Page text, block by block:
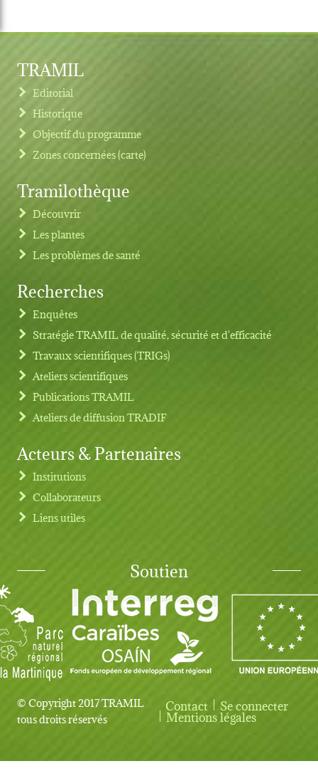
Footer menu
TRAMIL
Editorial
Historique
Objectif du programme
Zones concernées (carte)
Tramilothèque
Découvrir
Les plantes
Les problèmes de santé
Recherches
Enquêtes
Stratégie TRAMIL de qualité, sécurité et d'efficacité
Travaux scientifiques (TRIGs)
Ateliers scientifiques
Publications TRAMIL
Ateliers de diffusion TRADIF
Acteurs & Partenaires
Institutions
Collaborateurs
Liens utiles
Soutien
© Copyright 2017 TRAMIL
tous droits réservés
User account menu
Contact Se connecter
Mentions légales